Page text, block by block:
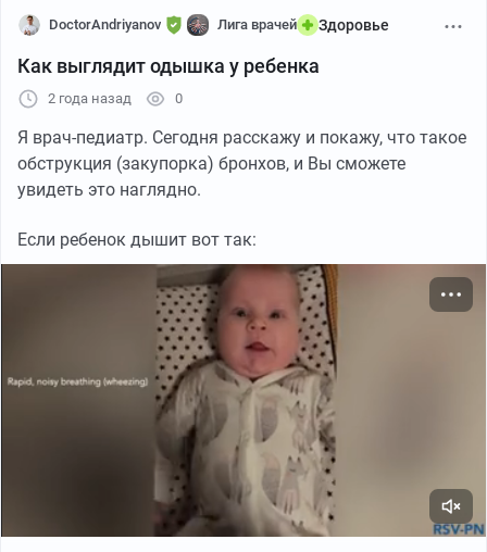
DoctorAndriyanov Лига врачей Здоровье
Как выглядит одышка у ребенка
2 года назад 0
Я врач-педиатр. Сегодня расскажу и покажу, что такое
обструкция (закупорка) бронхов, и Вы сможете
увидеть это наглядно.
Если ребенок дышит вот так:
00:10 / 00:10